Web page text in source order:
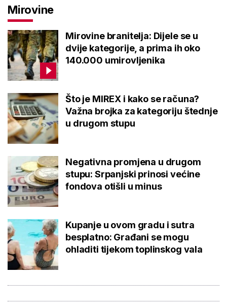
Mirovine
Mirovine branitelja: Dijele se u
dvije kategorije, a prima ih oko
140.000 umirovljenika
Što je MIREX i kako se računa?
Važna brojka za kategoriju štednje
u drugom stupu
Negativna promjena u drugom
stupu: Srpanjski prinosi većine
fondova otišli u minus
Kupanje u ovom gradu i sutra
besplatno: Građani se mogu
ohladiti tijekom toplinskog vala